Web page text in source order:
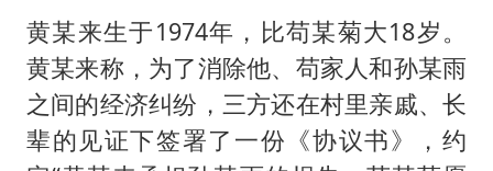
黄某来生于1974年，比苟某菊大18岁。
黄某来称，为了消除他、苟家人和孙某雨
之间的经济纠纷，三方还在村里亲戚、长
辈的见证下签署了一份《协议书》，约